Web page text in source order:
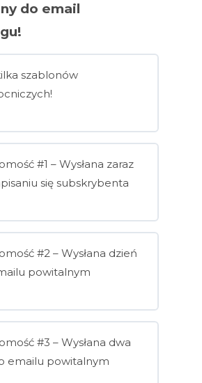
do email
szablonów
#1 – Wysłana zaraz
się subskrybenta
#2 – Wysłana dzień
powitalnym
#3 – Wysłana dwa
emailu powitalnym